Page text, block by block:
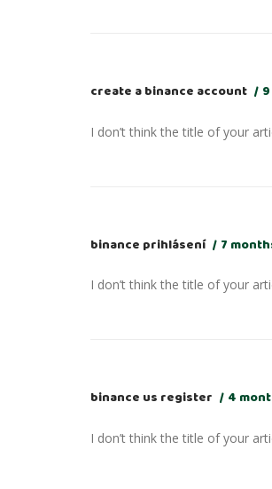
create a binance account
I don’t think the title of your
binance prihlásení 7
I don’t think the title of your
binance us register 4
I don’t think the title of your